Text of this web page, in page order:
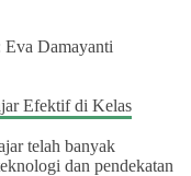
Eva Damayanti
telah banyak
dan pendekatan